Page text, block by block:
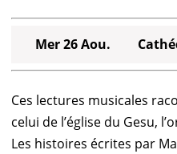
Mer 26 Aou.
Ces lectures musicales
celui de l’église du Gesu,
Les histoires écrites par